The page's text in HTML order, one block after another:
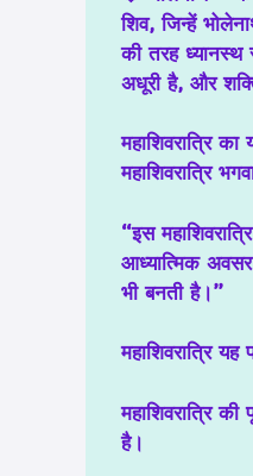
शिव, जिन्हें
की तरह ध्यानस्थ
अधूरी है, और
महाशिवरात्रि का
महाशिवरात्रि
“इस
आध्यात्मिक
भी बनती है।”
महाशिवरात्रि
महाशिवरात्रि
है।